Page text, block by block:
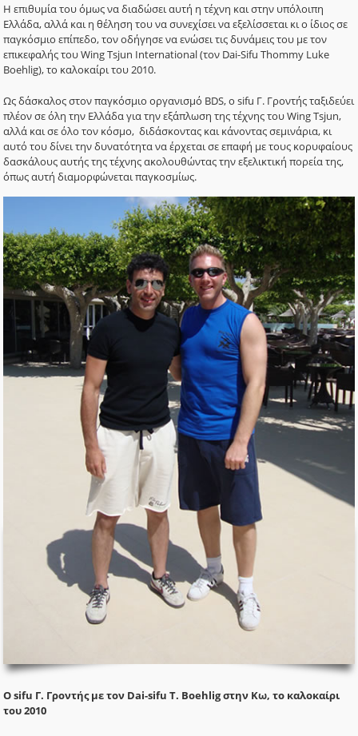
Η επιθυμία του όμως να διαδώσει αυτή η τέχνη και στην υπόλοιπη
Ελλάδα, αλλά και η θέληση του να συνεχίσει να εξελίσσεται κι ο ίδιος σε
παγκόσμιο επίπεδο, τον οδήγησε να ενώσει τις δυνάμεις του με τον
επικεφαλής του Wing Tsjun International (τον Dai-Sifu Thommy Luke
Boehlig), το καλοκαίρι του 2010.
Ως δάσκαλος στον παγκόσμιο οργανισμό BDS, ο sifu Γ. Γροντής ταξιδεύει
πλέον σε όλη την Ελλάδα για την εξάπλωση της τέχνης του Wing Tsjun,
αλλά και σε όλο τον κόσμο, διδάσκοντας και κάνοντας σεμινάρια, κι
αυτό του δίνει την δυνατότητα να έρχεται σε επαφή με τους κορυφαίους
δασκάλους αυτής της τέχνης ακολουθώντας την εξελικτική πορεία της,
όπως αυτή διαμορφώνεται παγκοσμίως.
Ο sifu Γ. Γροντής με τον Dai-sifu T. Boehlig στην Κω, το καλοκαίρι
του 2010